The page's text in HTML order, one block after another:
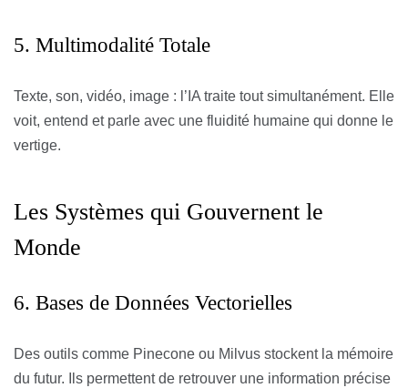
5. Multimodalité Totale
Texte, son, vidéo, image : l’IA traite tout simultanément. Elle
voit, entend et parle avec une fluidité humaine qui donne le
vertige.
Les Systèmes qui Gouvernent le
Monde
6. Bases de Données Vectorielles
Des outils comme Pinecone ou Milvus stockent la mémoire
du futur. Ils permettent de retrouver une information précise